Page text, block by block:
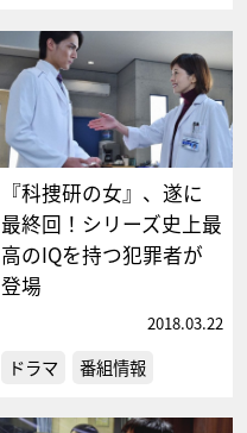
『科捜研の女』、遂に
最終回！シリーズ史上最
高のIQを持つ犯罪者が
登場
2018.03.22
ドラマ 番組情報